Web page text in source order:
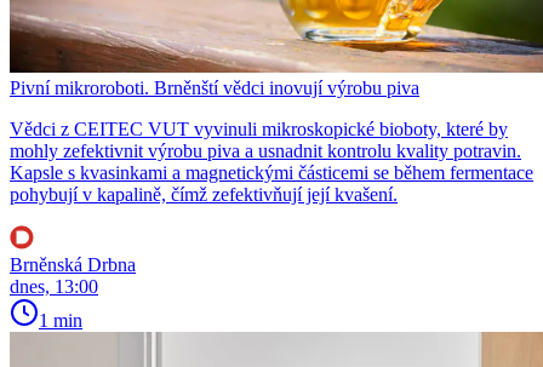
Pivní mikroroboti. Brněnští vědci inovují výrobu piva
Vědci z CEITEC VUT vyvinuli mikroskopické bioboty, které by
mohly zefektivnit výrobu piva a usnadnit kontrolu kvality potravin.
Kapsle s kvasinkami a magnetickými částicemi se během fermentace
pohybují v kapalině, čímž zefektivňují její kvašení.
Brněnská Drbna
dnes, 13:00
1 min